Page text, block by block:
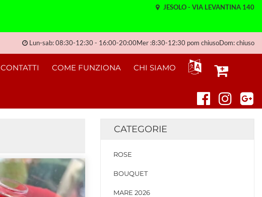
JESOLO - VIA LEVANTINA 140
Lun-sab: 08:30-12:30 - 16:00-20:00Mer :8:30-12:30 pom chiusoDom: chiuso
CONTATTI COME FUNZIONA CHI SIAMO
CATEGORIE
ROSE
BOUQUET
MARE 2026